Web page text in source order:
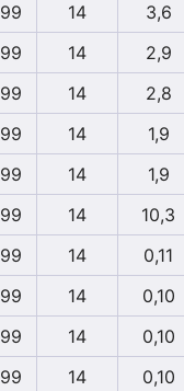
99 14
3,6
99 14
2,9
99 14
2,8
99 14
1,9
99 14
1,9
99 14
10,3
99 14
0,11
99 14
0,10
99 14
0,10
99 14
0,10